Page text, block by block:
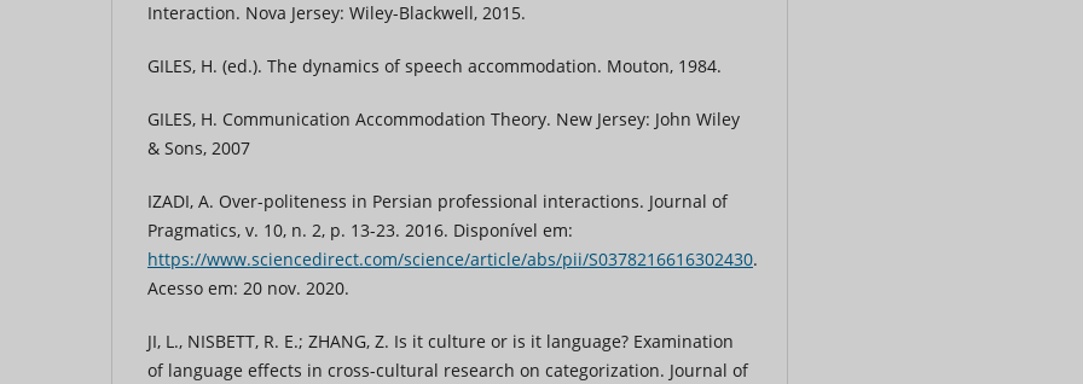
Interaction. Nova Jersey: Wiley-Blackwell, 2015.
GILES, H. (ed.). The dynamics of speech accommodation. Mouton, 1984.
GILES, H. Communication Accommodation Theory. New Jersey: John Wiley
& Sons, 2007
IZADI, A. Over-politeness in Persian professional interactions. Journal of
Pragmatics, v. 10, n. 2, p. 13-23. 2016. Disponível em:
https://www.sciencedirect.com/science/article/abs/pii/S0378216616302430.
Acesso em: 20 nov. 2020.
JI, L., NISBETT, R. E.; ZHANG, Z. Is it culture or is it language? Examination
of language effects in cross-cultural research on categorization. Journal of